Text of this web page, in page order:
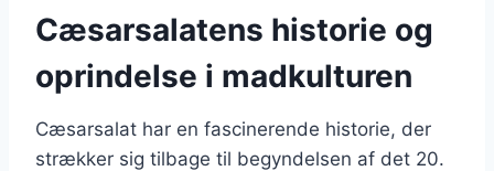
Cæsarsalatens historie og
oprindelse i madkulturen
Cæsarsalat har en fascinerende historie, der
strækker sig tilbage til begyndelsen af det 20.